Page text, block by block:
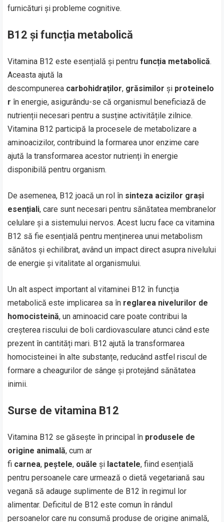
furnicături și probleme cognitive.
B12 și funcția metabolică
Vitamina B12 este esențială și pentrufuncția metabolică.
Aceasta ajută la
descompunerea carbohidraților, grăsimilor și proteinelo
r în energie, asigurându-se că organismul beneficiază de
nutrienții necesari pentru a susține activitățile zilnice.
Vitamina B12 participă la procesele de metabolizare a
aminoacizilor, contribuind la formarea unor enzime care
ajută la transformarea acestor nutrienți în energie
disponibilă pentru organism.
De asemenea, B12 joacă un rol în sinteza acizilor grași
esențiali, care sunt necesari pentru sănătatea membranelor
celulare și a sistemului nervos. Acest lucru face ca vitamina
B12 să fie esențială pentru menținerea unui metabolism
sănătos și echilibrat, având un impact direct asupra nivelului
de energie și vitalitate al organismului.
Un alt aspect important al vitaminei B12 în funcția
metabolică este implicarea sa în reglarea nivelurilor de
homocisteină, un aminoacid care poate contribui la
creșterea riscului de boli cardiovasculare atunci când este
prezent în cantități mari. B12 ajută la transformarea
homocisteinei în alte substanțe, reducând astfel riscul de
formare a cheagurilor de sânge și protejând sănătatea
inimii.
Surse de vitamina B12
Vitamina B12 se găsește în principal în produsele de
origine animală, cum ar
fi carnea, peștele, ouăle și lactatele, fiind esențială
pentru persoanele care urmează o dietă vegetariană sau
vegană să adauge suplimente de B12 în regimul lor
alimentar. Deficitul de B12 este comun în rândul
persoanelor care nu consumă produse de origine animală,